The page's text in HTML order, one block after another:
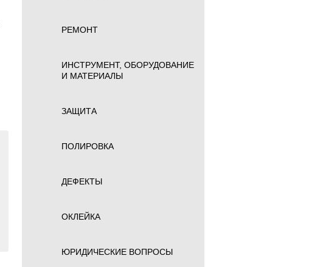
РЕМОНТ
ИНСТРУМЕНТ, ОБОРУДОВАНИЕ
И МАТЕРИАЛЫ
ЗАЩИТА
ПОЛИРОВКА
ДЕФЕКТЫ
ОКЛЕЙКА
ЮРИДИЧЕСКИЕ ВОПРОСЫ